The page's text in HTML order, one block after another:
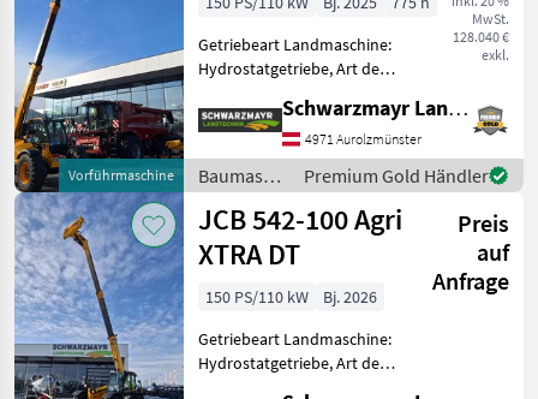
Vorführmaschine
MwSt.
128.040 €
exkl.
Getriebeart Landmaschine:
Hydrostatgetriebe, Art der
Diesel,
Höchstgeschwindigkeit in
km/h: 40 km/h, Abgasstufe:
-/Stage V,
Anhängevorrichtung
Schwarzmayr Landtechnik GmbH - Aurolzmünster
4971 Aurolzmünster
Baumaschinen
/ JCB
Premium Gold Händler
JCB 542-100 Agri
XTRA DT
Preis
auf
Anfrage
150 PS/110 kW
Bj. 2026
Getriebeart Landmaschine:
Hydrostatgetriebe, Art der